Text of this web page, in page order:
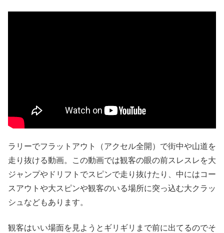
ラリーでフラットアウト（アクセル全開）で街中や山道を
走り抜ける動画。この動画では観客の眼の前スレスレを大
ジャンプやドリフトでスピンで走り抜けたり、中にはコー
スアウトや大スピンや観客のいる場所に突っ込む大クラッ
シュなどもあります。
観客はいい場面を見ようとギリギリまで前に出てるのでそ